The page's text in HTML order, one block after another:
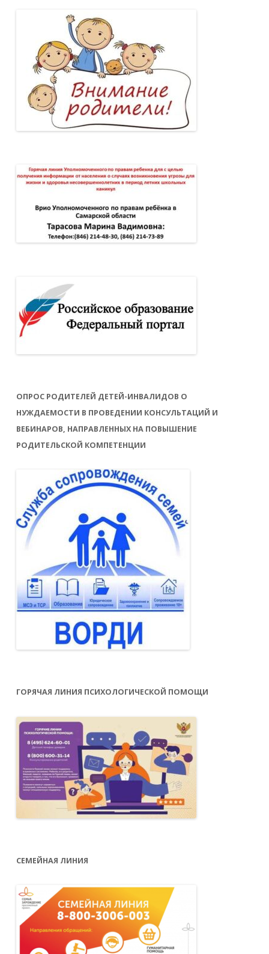
ОПРОС РОДИТЕЛЕЙ ДЕТЕЙ-ИНВАЛИДОВ О
НУЖДАЕМОСТИ В ПРОВЕДЕНИИ КОНСУЛЬТАЦИЙ И
ВЕБИНАРОВ, НАПРАВЛЕННЫХ НА ПОВЫШЕНИЕ
РОДИТЕЛЬСКОЙ КОМПЕТЕНЦИИ
ГОРЯЧАЯ ЛИНИЯ ПСИХОЛОГИЧЕСКОЙ ПОМОЩИ
СЕМЕЙНАЯ ЛИНИЯ